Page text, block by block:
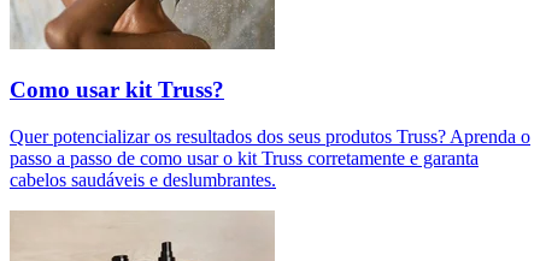
Como usar kit Truss?
Quer potencializar os resultados dos seus produtos Truss? Aprenda o
passo a passo de como usar o kit Truss corretamente e garanta
cabelos saudáveis e deslumbrantes.